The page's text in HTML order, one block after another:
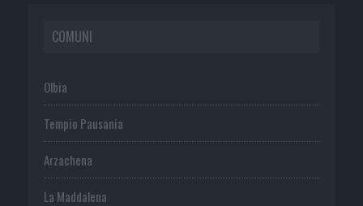
COMUNI
Olbia
Tempio Pausania
Arzachena
La Maddalena